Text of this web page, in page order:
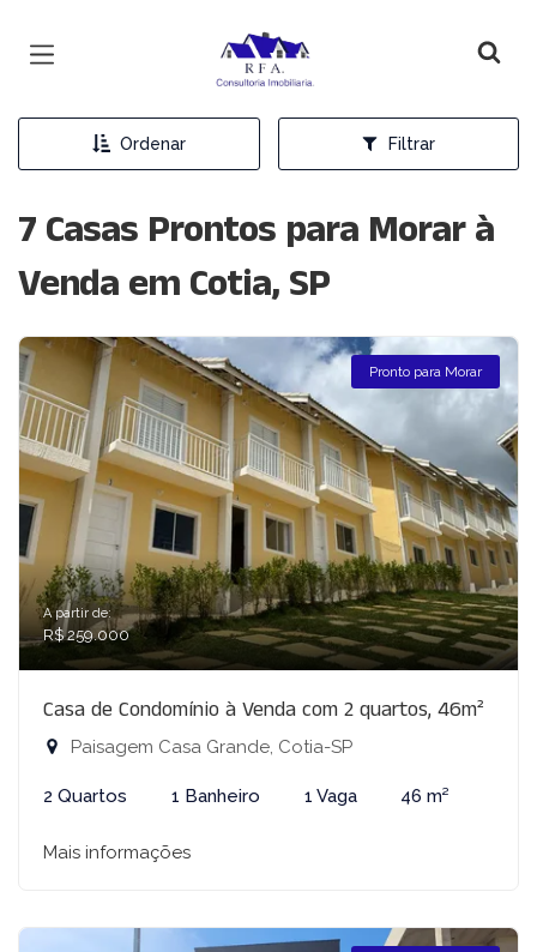
Página inicial
Ordenar Filtrar
7 Casas Prontos para Morar à
Venda em Cotia, SP
Pronto para Morar
A partir de:
R$ 259.000
Casa de Condomínio à Venda com 2 quartos, 46m²
Paisagem Casa Grande, Cotia-SP
2 Quartos 1 Banheiro 1 Vaga 46 m²
Mais informações